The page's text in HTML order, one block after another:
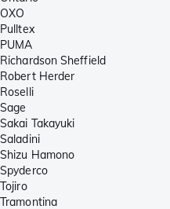
OXO
Pulltex
PUMA
Richardson Sheffield
Robert Herder
Roselli
Sage
Sakai Takayuki
Saladini
Shizu Hamono
Spyderco
Tojiro
Tramontina